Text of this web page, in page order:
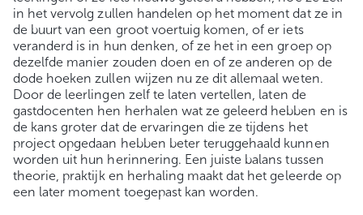
in het vervolg zullen handelen op het moment dat ze in
de buurt van een groot voertuig komen, of er iets
veranderd is in hun denken, of ze het in een groep op
dezelfde manier zouden doen en of ze anderen op de
dode hoeken zullen wijzen nu ze dit allemaal weten.
Door de leerlingen zelf te laten vertellen, laten de
gastdocenten hen herhalen wat ze geleerd hebben en is
de kans groter dat de ervaringen die ze tijdens het
project opgedaan hebben beter teruggehaald kunnen
worden uit hun herinnering. Een juiste balans tussen
theorie, praktijk en herhaling maakt dat het geleerde op
een later moment toegepast kan worden.